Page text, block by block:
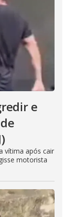
e
vítima após cair
motorista